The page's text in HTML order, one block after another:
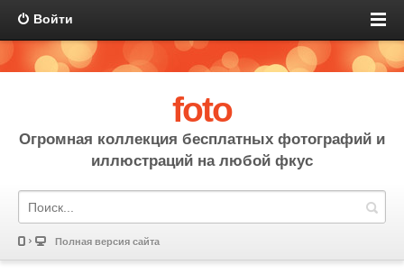
Войти
foto
Огромная коллекция бесплатных фотографий и
иллюстраций на любой фкус
Полная версия сайта